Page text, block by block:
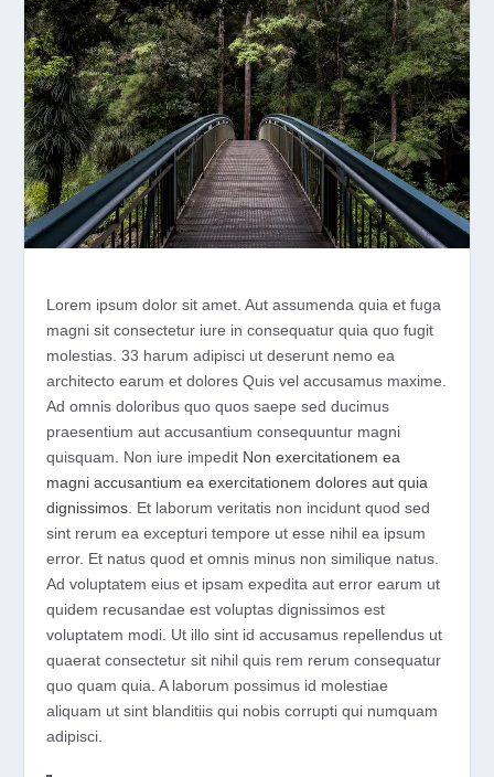
Lorem ipsum dolor sit amet. Aut assumenda quia et fuga
magni sit consectetur iure in consequatur quia quo fugit
molestias. 33 harum adipisci ut deserunt nemo ea
architecto earum et dolores Quis vel accusamus maxime.
Ad omnis doloribus quo quos saepe sed ducimus
praesentium aut accusantium consequuntur magni
quisquam. Non iure impedit Non exercitationem ea
magni accusantium ea exercitationem dolores aut quia
dignissimos . Et laborum veritatis non incidunt quod sed
sint rerum ea excepturi tempore ut esse nihil ea ipsum
error. Et natus quod et omnis minus non similique natus.
Ad voluptatem eius et ipsam expedita aut error earum ut
quidem recusandae est voluptas dignissimos est
voluptatem modi. Ut illo sint id accusamus repellendus ut
quaerat consectetur sit nihil quis rem rerum consequatur
quo quam quia. A laborum possimus id molestiae
aliquam ut sint blanditiis qui nobis corrupti qui numquam
adipisci.